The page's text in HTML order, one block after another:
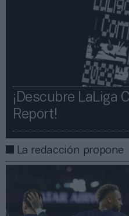
¡Descubre LaLiga
Report!​​
La redacción propone